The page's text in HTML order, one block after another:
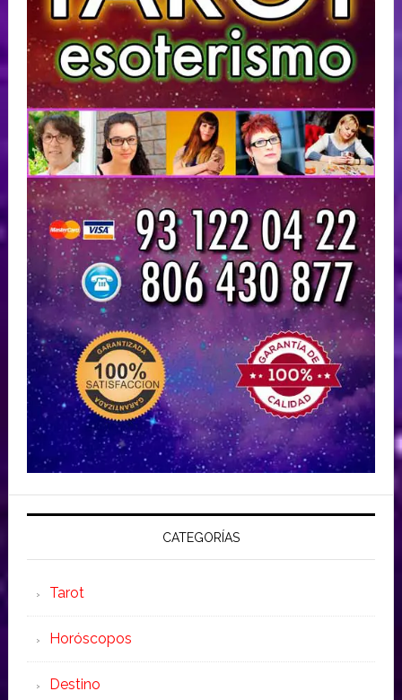
CATEGORÍAS
Tarot
Horóscopos
Destino